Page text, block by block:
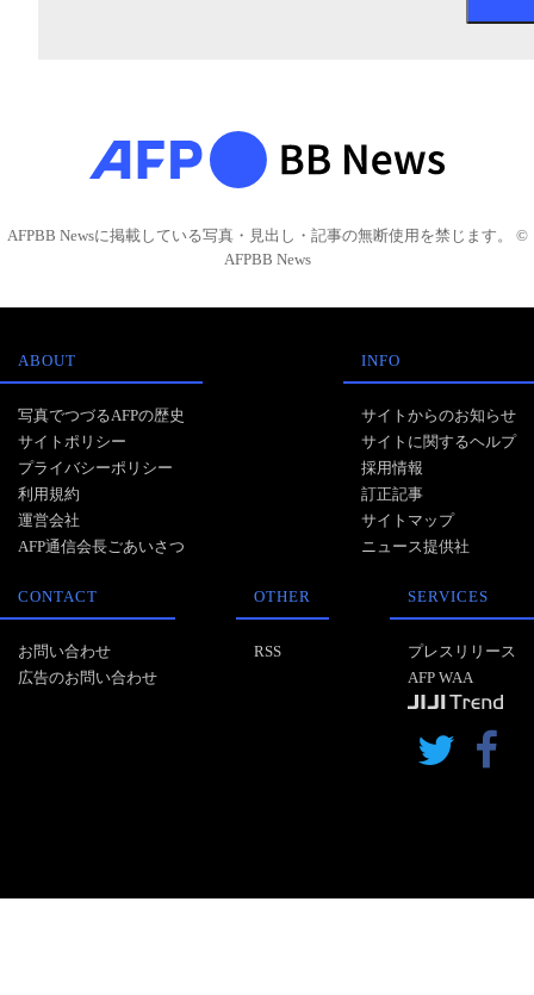
AFPBB Newsに掲載している写真・見出し・記事の無断使用を禁じます。 ©
AFPBB News
ABOUT
写真でつづるAFPの歴史
サイトポリシー
プライバシーポリシー
利用規約
運営会社
AFP通信会長ごあいさつ
INFO
サイトからのお知らせ
サイトに関するヘルプ
採用情報
訂正記事
サイトマップ
ニュース提供社
CONTACT
お問い合わせ
広告のお問い合わせ
OTHER
RSS
SERVICES
プレスリリース
AFP WAA